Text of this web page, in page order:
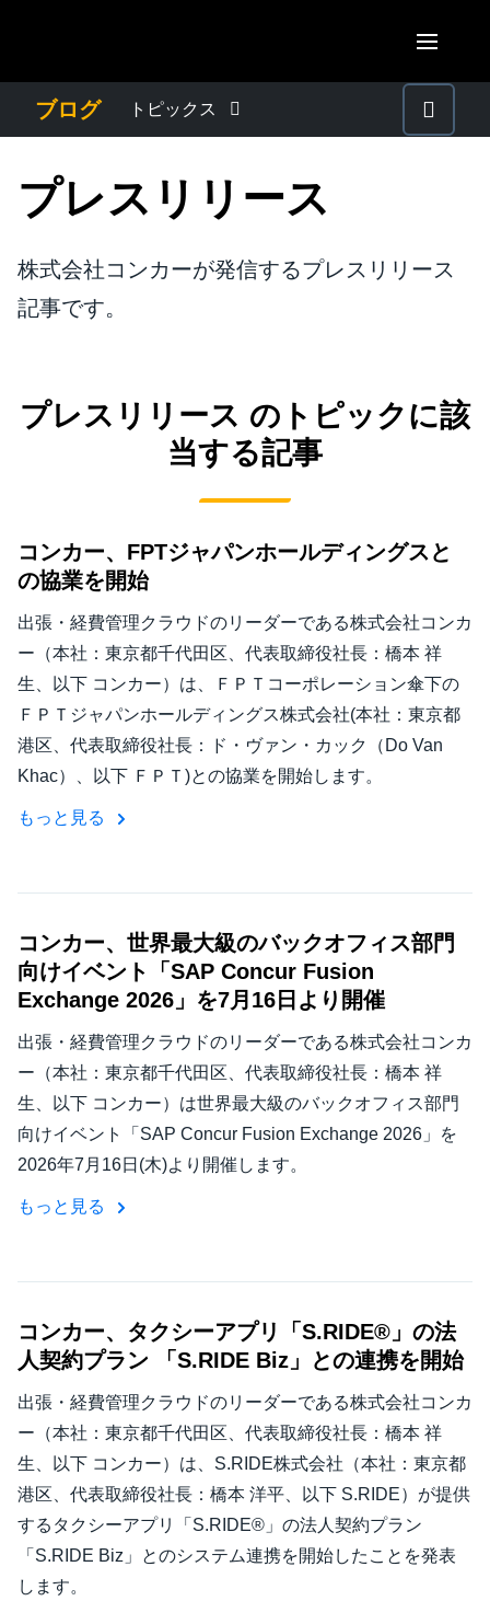
AMERICAS
Canada (English)
United Kingdom (English)
France (Français)
Nederlands (English)
Sweden (English)
España (Español)
Australia (English)
Singapore (English)
ブログ トピックス
出張・経費管理トレンド
製品情報
導入事例
働きかた改革
プレスリリース
株式会社コンカーが発信するプレスリリース
記事です。
プレスリリース のトピックに該
当する記事
コンカー、FPTジャパンホールディングスと
の協業を開始
出張・経費管理クラウドのリーダーである株式会社コンカ
ー（本社：東京都千代田区、代表取締役社長：橋本 祥
生、以下 コンカー）は、ＦＰＴコーポレーション傘下の
ＦＰＴジャパンホールディングス株式会社(本社：東京都
港区、代表取締役社長：ド・ヴァン・カック（Do Van
Khac）、以下 ＦＰＴ)との協業を開始します。
もっと見る
コンカー、世界最大級のバックオフィス部門
向けイベント「SAP Concur Fusion
Exchange 2026」を7月16日より開催
出張・経費管理クラウドのリーダーである株式会社コンカ
ー（本社：東京都千代田区、代表取締役社長：橋本 祥
生、以下 コンカー）は世界最大級のバックオフィス部門
向けイベント「SAP Concur Fusion Exchange 2026」を
2026年7月16日(木)より開催します。
もっと見る
コンカー、タクシーアプリ「S.RIDE®」の法
人契約プラン 「S.RIDE Biz」との連携を開始
出張・経費管理クラウドのリーダーである株式会社コンカ
ー（本社：東京都千代田区、代表取締役社長：橋本 祥
生、以下 コンカー）は、S.RIDE株式会社（本社：東京都
港区、代表取締役社長：橋本 洋平、以下 S.RIDE）が提供
するタクシーアプリ「S.RIDE®」の法人契約プラン
「S.RIDE Biz」とのシステム連携を開始したことを発表
します。